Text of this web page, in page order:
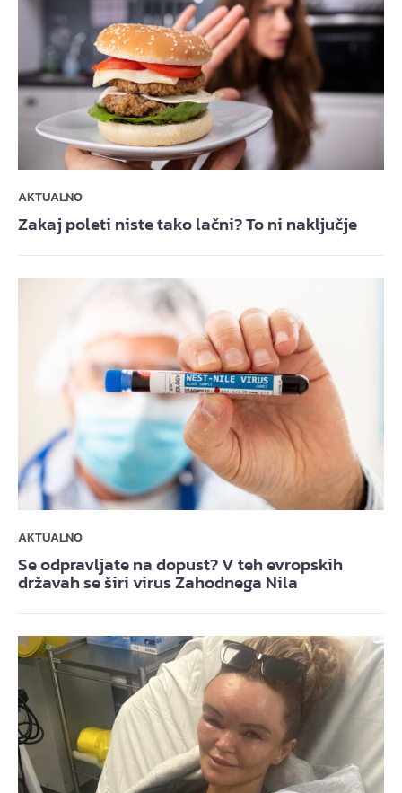
AKTUALNO
Zakaj poleti niste tako lačni? To ni naključje
AKTUALNO
Se odpravljate na dopust? V teh evropskih
državah se širi virus Zahodnega Nila